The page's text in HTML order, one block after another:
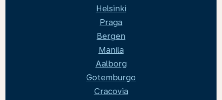
Helsinki
Praga
Bergen
Manila
Aalborg
Gotemburgo
Cracovia